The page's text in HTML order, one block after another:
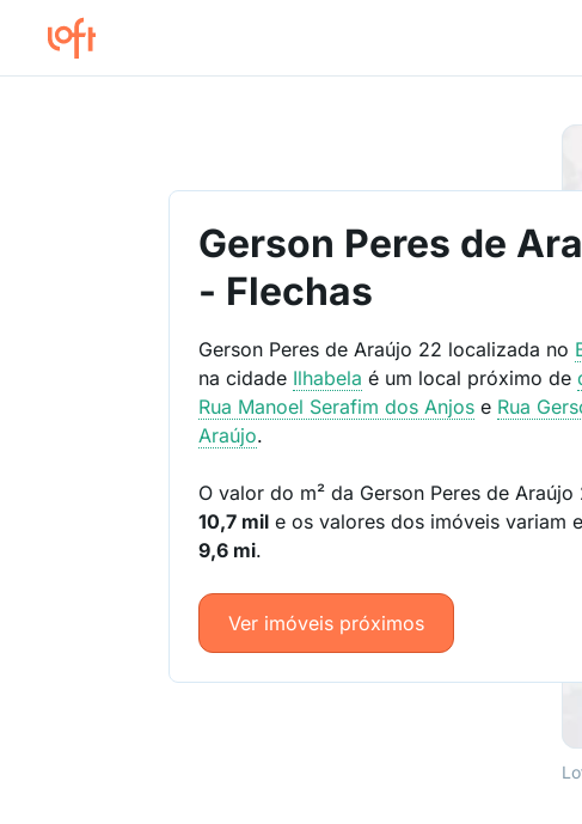
Gerson Peres de
- Flechas
Gerson Peres de Araújo 22 localizada no
na cidade Ilhabela é um local próximo de
Rua Manoel Serafim dos Anjos e Rua
Araújo.
O valor do m² da Gerson Peres de Araújo
10,7 mil e os valores dos imóveis variam
9,6 mi.
Ver imóveis próximos